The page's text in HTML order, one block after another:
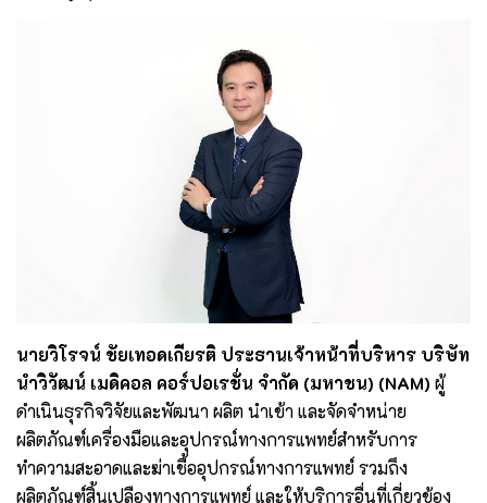
นายวิโรจน์ ชัยเทอดเกียรติ ประธานเจ้าหน้าที่บริหาร บริษัท
นำวิวัฒน์ เมดิคอล คอร์ปอเรชั่น จำกัด (มหาชน) (NAM) ผู้
ดำเนินธุรกิจวิจัยและพัฒนา ผลิต นำเข้า และจัดจำหน่าย
ผลิตภัณฑ์เครื่องมือและอุปกรณ์ทางการแพทย์สำหรับการ
ทำความสะอาดและฆ่าเชื้ออุปกรณ์ทางการแพทย์ รวมถึง
ผลิตภัณฑ์สิ้นเปลืองทางการแพทย์ และให้บริการอื่นที่เกี่ยวข้อง